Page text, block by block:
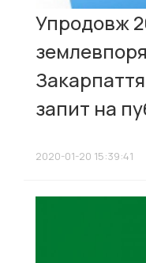
Упродовж
запит на
2020-01-20 15:39:41